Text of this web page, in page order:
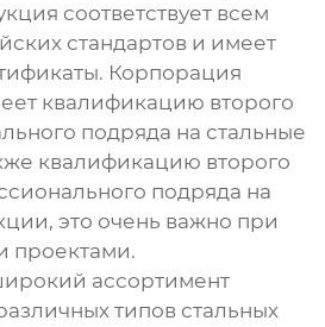
соответствует всем
стандартов и имеет
Корпорация
квалификацию второго
подряда на стальные
квалификацию второго
подряда на
это очень важно при
проектами.
ассортимент
типов стальных